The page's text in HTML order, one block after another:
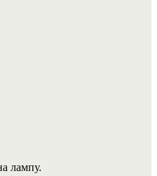
лампу.